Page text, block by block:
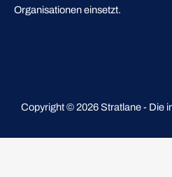
Organisationen einsetzt.
Copyright © 2026 Stratlane - Die